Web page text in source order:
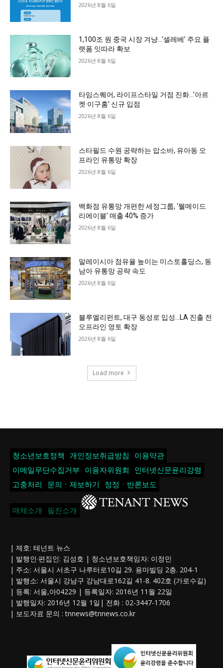
2026년 8월 6일
1,100조 원 중국 시장 겨냥…‘셀레베’ 주요 플
랫폼 잇따라 확보
2026년 8월 6일
타임스퀘어, 라이프스타일 거점 진화…’아르
켓·이구홈’ 신규 입점
2026년 8월 6일
스타필드 수원 공략하는 압소바, 유아동 오
프라인 유통망 확장
2026년 8월 6일
백화점 유통망 개편한 세정그룹, ‘웰메이드
리에이블’ 매출 40% 증가
2026년 8월 6일
말레이시아 점유율 높이는 미스토홀딩스, 동
남아 유통망 공략 속도
2026년 8월 6일
블루엘리펀트, 대구 동성로 입성…LA 진출 전
오프라인 영토 확장
2026년 8월 6일
Load more
청소년보호정책 개인정보취급방침
이용약관
이메일무단수집거부
이용자위원회
인터넷신문윤리강령
고충처리
문의ㆍ제보하기 정정ㆍ반론보도
매체소개 필진소개
| 제호: 테넌트 뉴스
| 발행인·편집인: 김성호 | 청소년보호책임자: 이정민
| 주소: 서울시 서초구 나루터로10길 29. 용마빌딩 2층. 204-1
| 발행소: 서울시 강남구 강남대로162길 41-8. 402호 (가로수길)
| 등록: 서울,아04229 | 등록일자: 2016년 11월 22일
| 발행일자: 2016년 12월 1일| 전화 : 02-3447-1706
| 보도자료 문의 :tnnews@tnnews.co.kr